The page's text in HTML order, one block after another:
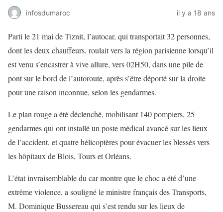
infosdumaroc il y a 18 ans
Parti le 21 mai de Tiznit, l’autocar, qui transportait 32 personnes,
dont les deux chauffeurs, roulait vers la région parisienne lorsqu’il
est venu s’encastrer à vive allure, vers 02H50, dans une pile de
pont sur le bord de l’autoroute, après s’être déporté sur la droite
pour une raison inconnue, selon les gendarmes.
Le plan rouge a été déclenché, mobilisant 140 pompiers, 25
gendarmes qui ont installé un poste médical avancé sur les lieux
de l’accident, et quatre hélicoptères pour évacuer les blessés vers
les hôpitaux de Blois, Tours et Orléans.
L’état invraisemblable du car montre que le choc a été d’une
extrême violence, a souligné le ministre français des Transports,
M. Dominique Bussereau qui s’est rendu sur les lieux de